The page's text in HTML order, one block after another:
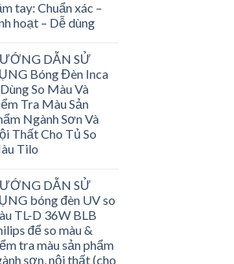
tay: Chuẩn xác –
hoạt – Dễ dùng
DẪN SỬ
Bóng Đèn Inca
So Màu Và
Tra Màu Sản
Ngành Sơn Và
Thất Cho Tủ So
Tilo
DẪN SỬ
bóng đèn UV so
TL-D 36W BLB
để so màu &
tra màu sản phẩm
sơn, nội thất (cho